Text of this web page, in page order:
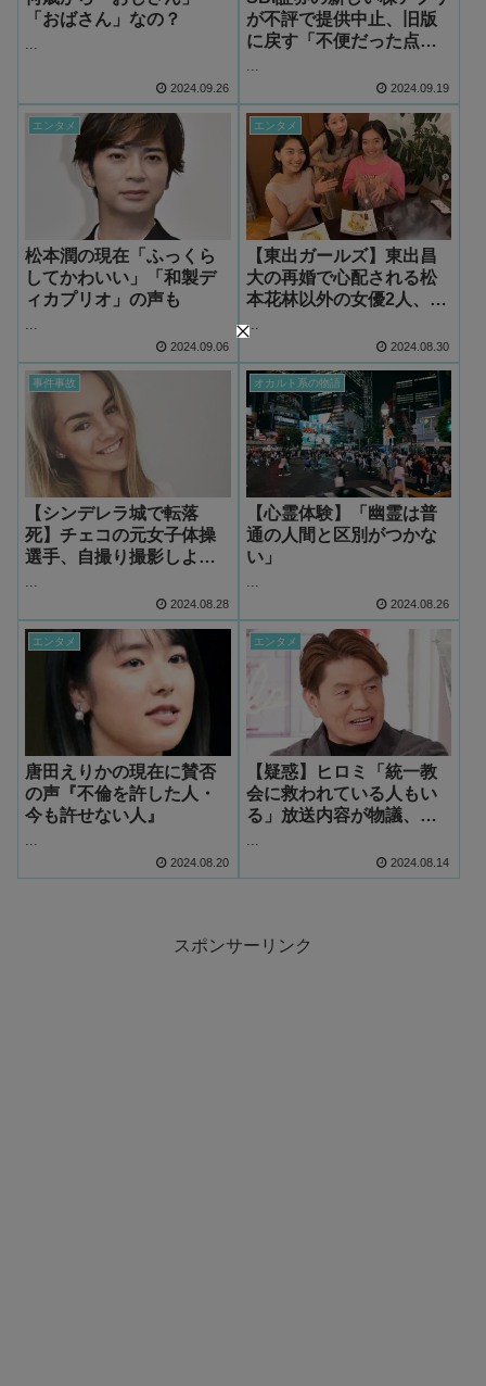
「おばさん」なの？
...
2024.09.26
が不評で提供中止、旧版
に戻す「不便だった点」
...
2024.09.19
エンタメ
松本潤の現在「ふっくら
してかわいい」「和製デ
ィカプリオ」の声も
2024.09.06
エンタメ
【東出ガールズ】東出昌
大の再婚で心配される松
本花林以外の女優2人、さ
いとうなりと烏森まどの
今後
...
2024.08.30
事件事故
【シンデレラ城で転落
死】チェコの元女子体操
選手、自撮り撮影しよう
シュバンシュタイン城』
...
2024.08.28
オカルト系の物語
【心霊体験】「幽霊は普
通の人間と区別がつかな
い」
...
2024.08.26
エンタメ
唐田えりかの現在に賛否
の声『不倫を許した人・
今も許せない人』
2024.08.20
エンタメ
【疑惑】ヒロミ「統一教
会に救われている人もい
る」放送内容が物議、散
2024.08.14
スポンサーリンク